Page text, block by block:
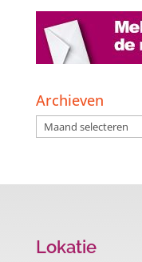
Archieven
Archieven
Lokatie